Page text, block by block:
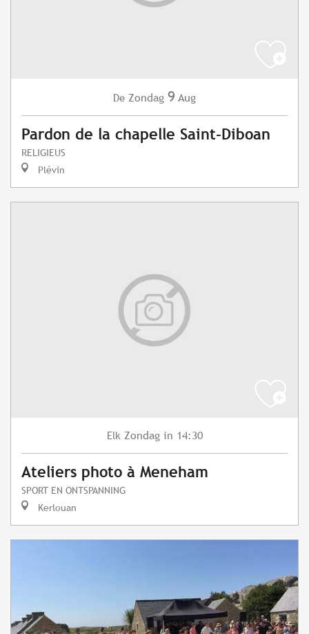
De Zondag 9 Aug
Pardon de la chapelle Saint-Diboan
RELIGIEUS
Plévin
Elk Zondag in 14:30
Ateliers photo à Meneham
SPORT EN ONTSPANNING
Kerlouan